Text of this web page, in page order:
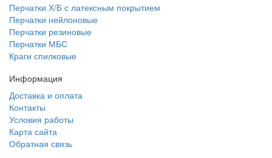
Перчатки Х/Б с латексным покрытием
Перчатки нейлоновые
Перчатки резиновые
Перчатки МБС
Краги спилковые
Информация
Доставка и оплата
Контакты
Условия работы
Карта сайта
Обратная связь